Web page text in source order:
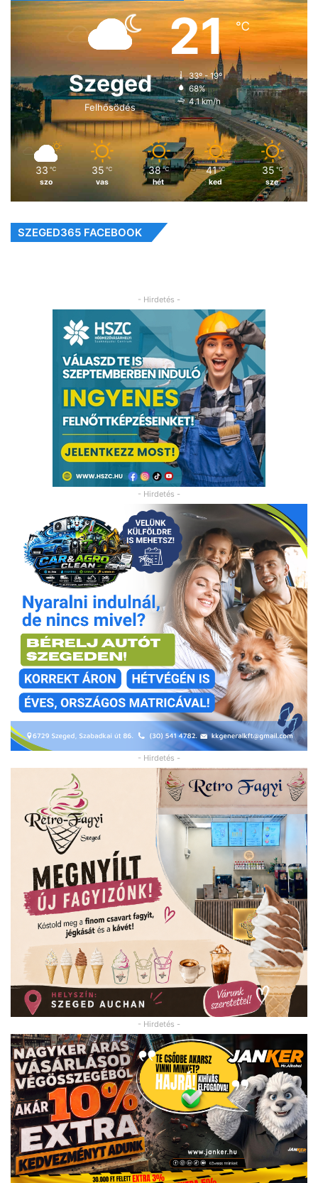
Szeged
Felhősödés
21℃
33º - 19º
68%
4.1 km/h
33 ℃
szo
35 ℃
vas
38 ℃
hét
41 ℃
ked
35 ℃
sze
SZEGED365 FACEBOOK
- Hirdetés -
- Hirdetés -
- Hirdetés -
- Hirdetés -